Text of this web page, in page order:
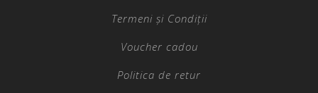
Termeni și Condiții
Voucher cadou
Politica de retur